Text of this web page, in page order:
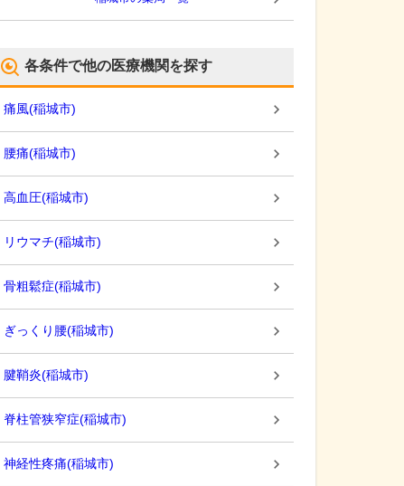
各条件で他の医療機関を探す
痛風(稲城市)
腰痛(稲城市)
高血圧(稲城市)
リウマチ(稲城市)
骨粗鬆症(稲城市)
ぎっくり腰(稲城市)
腱鞘炎(稲城市)
脊柱管狭窄症(稲城市)
神経性疼痛(稲城市)